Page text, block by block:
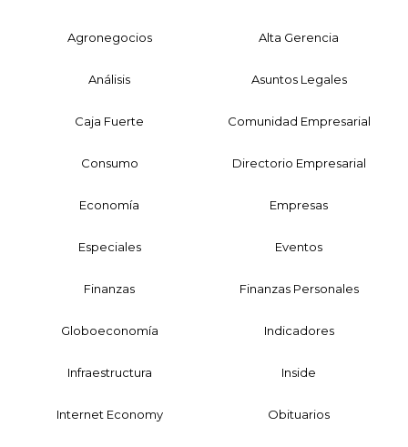
Agronegocios Alta Gerencia
Análisis Asuntos Legales
Caja Fuerte Comunidad Empresarial
Consumo Directorio Empresarial
Economía Empresas
Especiales Eventos
Finanzas Finanzas Personales
Globoeconomía Indicadores
Infraestructura Inside
Internet Economy Obituarios